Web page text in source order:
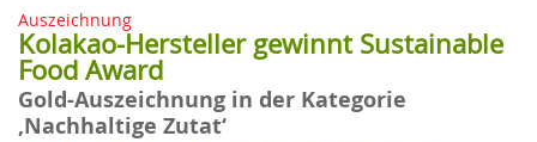
Auszeichnung
Kolakao-Hersteller gewinnt Sustainable
Food Award
Gold-Auszeichnung in der Kategorie
‚Nachhaltige Zutat‘